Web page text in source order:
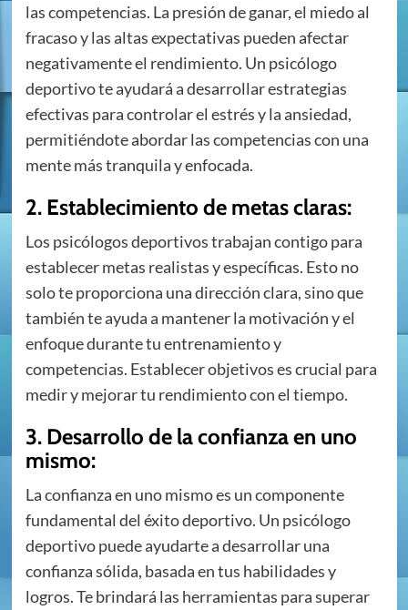
las competencias. La presión de ganar, el miedo al
fracaso y las altas expectativas pueden afectar
negativamente el rendimiento. Un psicólogo
deportivo te ayudará a desarrollar estrategias
efectivas para controlar el estrés y la ansiedad,
permitiéndote abordar las competencias con una
mente más tranquila y enfocada.
2. Establecimiento de metas claras:
Los psicólogos deportivos trabajan contigo para
establecer metas realistas y específicas. Esto no
solo te proporciona una dirección clara, sino que
también te ayuda a mantener la motivación y el
enfoque durante tu entrenamiento y
competencias. Establecer objetivos es crucial para
medir y mejorar tu rendimiento con el tiempo.
3. Desarrollo de la confianza en uno
mismo:
La confianza en uno mismo es un componente
fundamental del éxito deportivo. Un psicólogo
deportivo puede ayudarte a desarrollar una
confianza sólida, basada en tus habilidades y
logros. Te brindará las herramientas para superar